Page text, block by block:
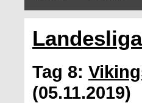
Landesliga
Tag 8:
(05.11.2019)